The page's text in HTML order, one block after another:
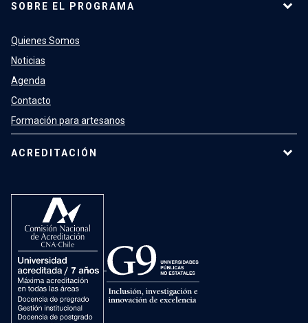
SOBRE EL PROGRAMA
Quienes Somos
Noticias
Agenda
Contacto
Formación para artesanos
ACREDITACIÓN